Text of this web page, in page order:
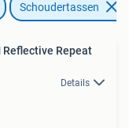
Schoudertassen
Reflective Repeat
Details